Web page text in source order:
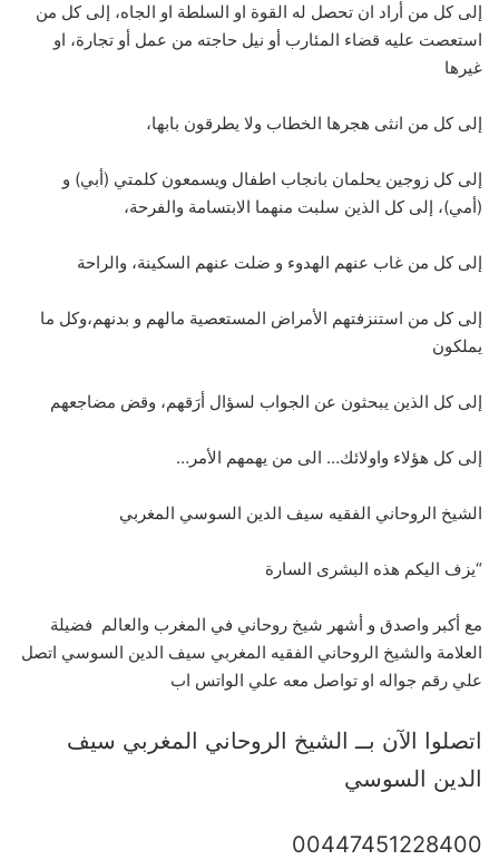
إلى كل من أراد ان تحصل له القوة او السلطة او الجاه، إلى كل من
استعصت عليه قضاء المئارب أو نيل حاجته من عمل أو تجارة، او
غيرها
إلى كل من انثى هجرها الخطاب ولا يطرقون بابها،
إلى كل زوجين يحلمان بانجاب اطفال ويسمعون كلمتي (أبي) و
(أمي)، إلى كل الذين سلبت منهما الابتسامة والفرحة،
إلى كل من غاب عنهم الهدوء و ضلت عنهم السكينة، والراحة
إلى كل من استنزفتهم الأمراض المستعصية مالهم و بدنهم،وكل ما
يملكون
إلى كل الذين يبحثون عن الجواب لسؤال أرَقهم، وقض مضاجعهم
إلى كل هؤلاء واولائك… الى من يهمهم الأمر…
الشيخ الروحاني الفقيه سيف الدين السوسي المغربي
“يزف اليكم هذه البشرى السارة
مع أكبر واصدق و أشهر شيخ روحاني في المغرب والعالم فضيلة
العلامة والشيخ الروحاني الفقيه المغربي سيف الدين السوسي اتصل
علي رقم جواله او تواصل معه علي الواتس اب
اتصلوا الآن بــ الشيخ الروحاني المغربي سيف
الدين السوسي
00447451228400